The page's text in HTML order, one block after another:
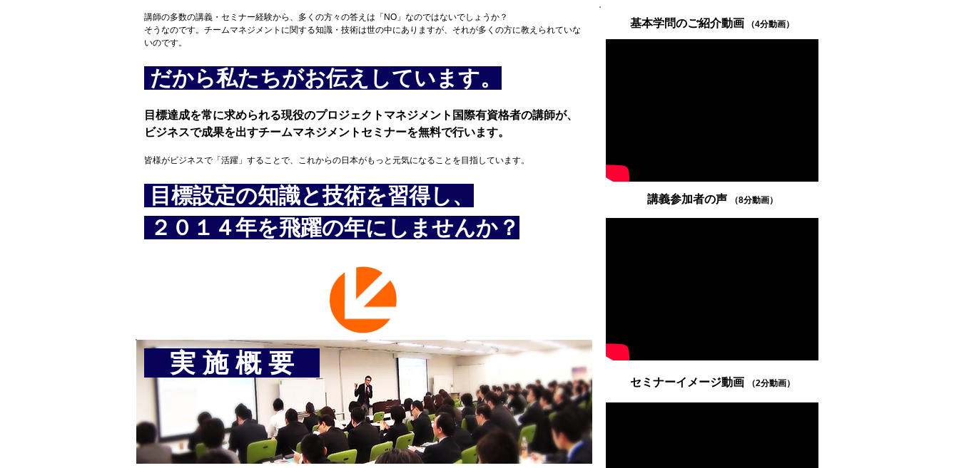
講師の多数の講義・セミナー経験から、多くの方々の答えは「NO」なのではないでしょうか？
そうなのです。チームマネジメントに関する知識・技術は世の中にありますが、それが多くの方に教えられていな
いのです。
だから私たちがお伝えしています。
目標達成を常に求められる現役のプロジェクトマネジメント国際有資格者の講師が、
ビジネスで成果を出すチームマネジメントセミナーを無料で行います。
皆様がビジネスで「活躍」することで、これからの日本がもっと元気になることを目指しています。
目標設定の知識と技術を習得し、
２０１４年を飛躍の年にしませんか？
実 施 概 要​​​​​​​​​​​​​​​​​​ ​​​​​​​​​​​​
基本学問のご紹介動画 （4分動画）
講義参加者の声 （8分動画）
セミナーイメージ動画 （2分動画）